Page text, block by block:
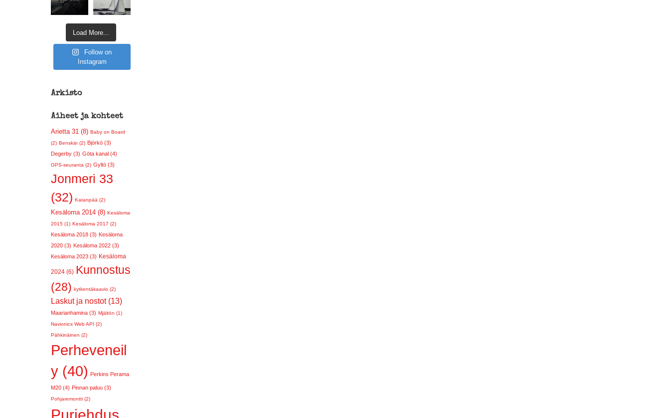
Load More...
Follow on
Instagram
Arkisto
Aiheet ja kohteet
Arietta 31 (8) Baby on Board
(2) Benskär (2) Björkö (3)
Degerby (3) Göta kanal (4)
GPS-seuranta (2) Gyltö (3)
Jonmeri 33
(32) Katanpää (2)
Kesäloma 2014 (8) Kesäloma
2015 (1) Kesäloma 2017 (2)
Kesäloma 2018 (3) Kesäloma
2020 (3) Kesäloma 2022 (3)
Kesäloma 2023 (3) Kesäloma
2024 (6) Kunnostus
(28) kytkentäkaavio (2)
Laskut ja nostot (13)
Maarianhamina (3) Mjältön (1)
Navionics Web API (2)
Pähkinäinen (2)
Perheveneil
y (40) Perkins Perama
M20 (4) Pinnan paluu (3)
Pohjaremontti (2)